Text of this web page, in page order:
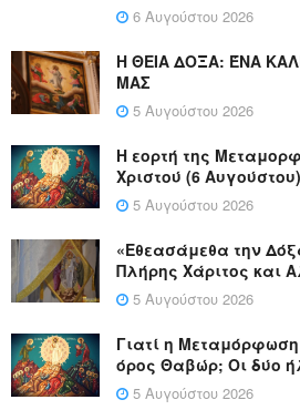
6 Αυγούστου 2026
Η ΘΕΙΑ ΔΟΞΑ: ΈΝΑ
ΜΑΣ
5 Αυγούστου 2026
Η εορτή της
Χριστού (6 Αυγούστου)
5 Αυγούστου 2026
«Εθεασάμεθα την
Πλήρης Χάριτος και
5 Αυγούστου 2026
Γιατί η Μεταμόρφωση
όρος Θαβώρ; Οι δύο
5 Αυγούστου 2026